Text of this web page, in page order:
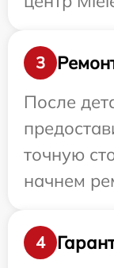
3
После
точную
начнем
4